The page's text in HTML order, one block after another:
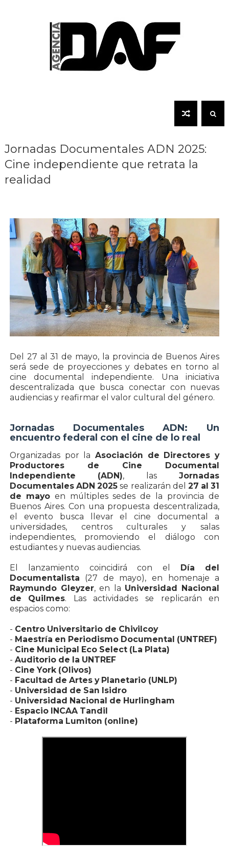
Jornadas Documentales ADN 2025:
Cine independiente que retrata la
realidad
Del 27 al 31 de mayo, la provincia de Buenos Aires
será sede de proyecciones y debates en torno al
cine documental independiente. Una iniciativa
descentralizada que busca conectar con nuevas
audiencias y reafirmar el valor cultural del género.
Jornadas Documentales ADN: Un
encuentro federal con el cine de lo real
Organizadas por la Asociación de Directores y
Productores de Cine Documental
Independiente (ADN), lasJornadas
Documentales ADN 2025 se realizarán del 27 al 31
de mayoen múltiples sedes de la provincia de
Buenos Aires. Con una propuesta descentralizada,
el evento busca llevar el cine documental a
universidades, centros culturales y salas
independientes, promoviendo el diálogo con
estudiantes y nuevas audiencias.
El lanzamiento coincidirá con el Día del
Documentalista (27 de mayo), en homenaje a
Raymundo Gleyzer, en la Universidad Nacional
de Quilmes. Las actividades se replicarán en
espacios como:
- Centro Universitario de Chivilcoy
- Maestría en Periodismo Documental (UNTREF)
- Cine Municipal Eco Select (La Plata)
- Auditorio de la UNTREF
- Cine York (Olivos)
- Facultad de Artes y Planetario (UNLP)
- Universidad de San Isidro
- Universidad Nacional de Hurlingham
- Espacio INCAA Tandil
- Plataforma Lumiton (online)